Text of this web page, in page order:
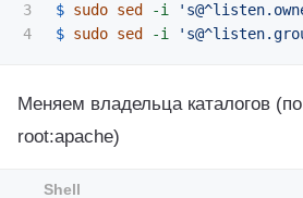
3
$ sudo sed -i
$ sudo sed -i
Меняем владельца каталогов
root:apache)